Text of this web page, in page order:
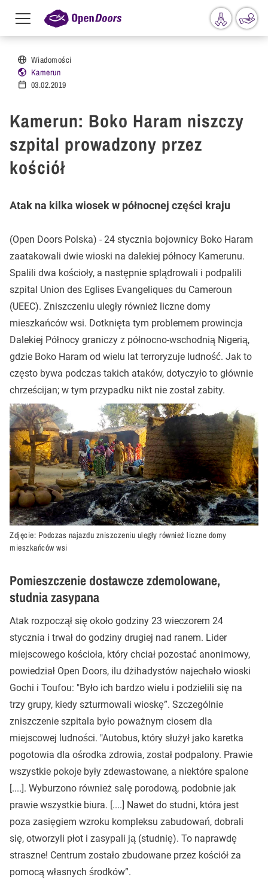
Przejdź do treści
Menu
toggle
Wiadomości
Kamerun
03.02.2019
Kamerun: Boko Haram niszczy
szpital prowadzony przez
kościół
Atak na kilka wiosek w północnej części kraju
(Open Doors Polska) - 24 stycznia bojownicy Boko Haram
zaatakowali dwie wioski na dalekiej północy Kamerunu.
Spalili dwa kościoły, a następnie splądrowali i podpalili
szpital Union des Eglises Evangeliques du Cameroun
(UEEC). Zniszczeniu uległy również liczne domy
mieszkańców wsi. Dotknięta tym problemem prowincja
Dalekiej Północy graniczy z północno-wschodnią Nigerią,
gdzie Boko Haram od wielu lat terroryzuje ludność. Jak to
często bywa podczas takich ataków, dotyczyło to głównie
chrześcijan; w tym przypadku nikt nie został zabity.
Zdjęcie: Podczas najazdu zniszczeniu uległy również liczne domy
mieszkańców wsi
Pomieszczenie dostawcze zdemolowane,
studnia zasypana
Atak rozpoczął się około godziny 23 wieczorem 24
stycznia i trwał do godziny drugiej nad ranem. Lider
miejscowego kościoła, który chciał pozostać anonimowy,
powiedział Open Doors, ilu dżihadystów najechało wioski
Gochi i Toufou: "Było ich bardzo wielu i podzielili się na
trzy grupy, kiedy szturmowali wioskę”. Szczególnie
zniszczenie szpitala było poważnym ciosem dla
miejscowej ludności. "Autobus, który służył jako karetka
pogotowia dla ośrodka zdrowia, został podpalony. Prawie
wszystkie pokoje były zdewastowane, a niektóre spalone
[....]. Wyburzono również salę porodową, podobnie jak
prawie wszystkie biura. [....] Nawet do studni, która jest
poza zasięgiem wzroku kompleksu zabudowań, dobrali
się, otworzyli płot i zasypali ją (studnię). To naprawdę
straszne! Centrum zostało zbudowane przez kościół za
pomocą własnych środków”.